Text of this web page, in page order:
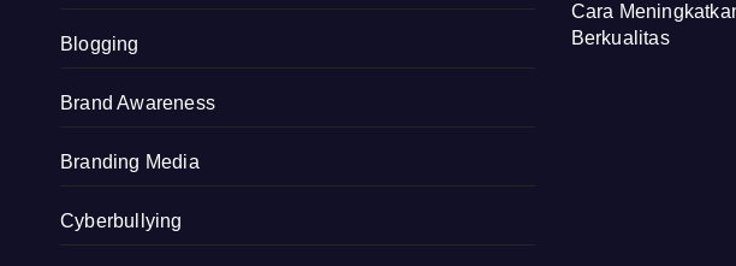
Blogging
Brand Awareness
Branding Media
Cyberbullying
Cara
Berkualitas